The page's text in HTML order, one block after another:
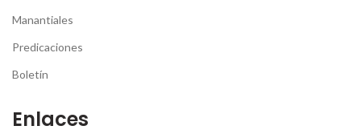
Manantiales
Predicaciones
Boletín
Enlaces